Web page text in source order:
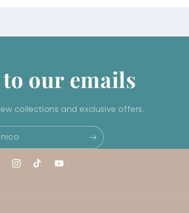
our emails
collections and exclusive offers.
Instagram
TikTok YouTube